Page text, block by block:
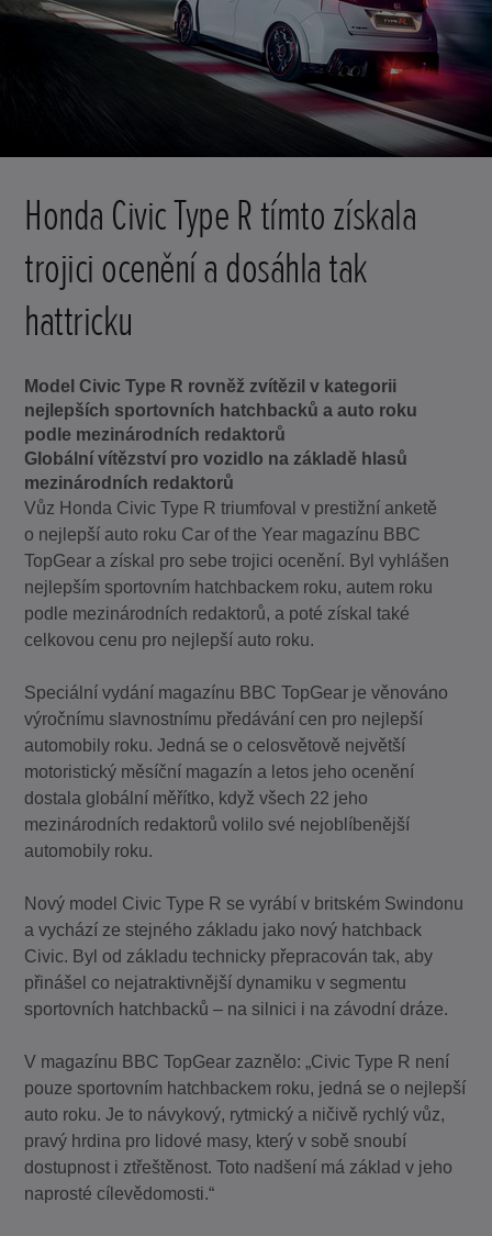
Honda Civic Type R tímto získala
trojici ocenění a dosáhla tak
hattricku
Model Civic Type R rovněž zvítězil v kategorii
nejlepších sportovních hatchbacků a auto roku
podle mezinárodních redaktorů
Globální vítězství pro vozidlo na základě hlasů
mezinárodních redaktorů
Vůz Honda Civic Type R triumfoval v prestižní anketě
o nejlepší auto roku Car of the Year magazínu BBC
TopGear a získal pro sebe trojici ocenění. Byl vyhlášen
nejlepším sportovním hatchbackem roku, autem roku
podle mezinárodních redaktorů, a poté získal také
celkovou cenu pro nejlepší auto roku.
Speciální vydání magazínu BBC TopGear je věnováno
výročnímu slavnostnímu předávání cen pro nejlepší
automobily roku. Jedná se o celosvětově největší
motoristický měsíční magazín a letos jeho ocenění
dostala globální měřítko, když všech 22 jeho
mezinárodních redaktorů volilo své nejoblíbenější
automobily roku.
Nový model Civic Type R se vyrábí v britském Swindonu
a vychází ze stejného základu jako nový hatchback
Civic. Byl od základu technicky přepracován tak, aby
přinášel co nejatraktivnější dynamiku v segmentu
sportovních hatchbacků – na silnici i na závodní dráze.
V magazínu BBC TopGear zaznělo: „Civic Type R není
pouze sportovním hatchbackem roku, jedná se o nejlepší
auto roku. Je to návykový, rytmický a ničivě rychlý vůz,
pravý hrdina pro lidové masy, který v sobě snoubí
dostupnost i ztřeštěnost. Toto nadšení má základ v jeho
naprosté cílevědomosti.“